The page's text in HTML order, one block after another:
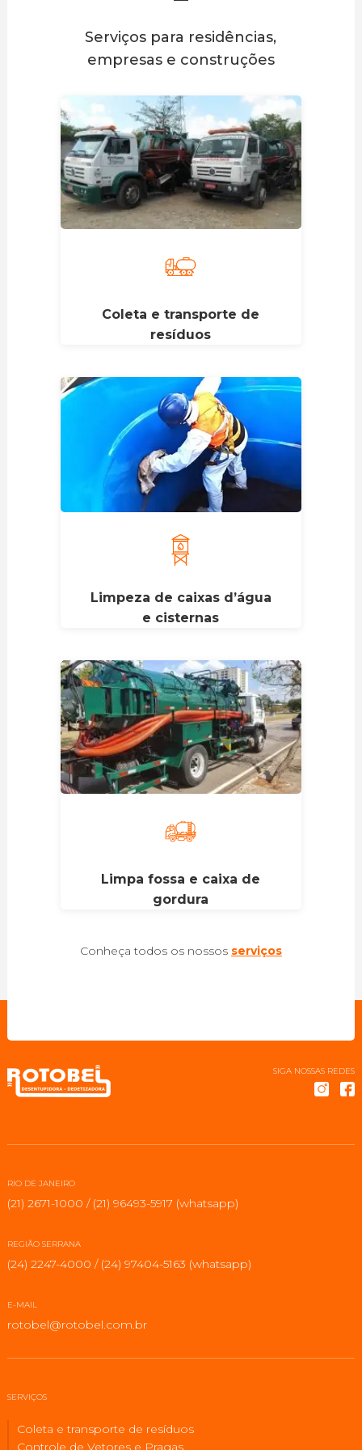
Serviços para residências,
empresas e construções
Coleta e transporte de
resíduos
Limpeza de caixas d’água
e cisternas
Limpa fossa e caixa de
gordura
Conheça todos os nossos serviços
SIGA NOSSAS REDES
RIO DE JANEIRO
(21) 2671-1000 / (21) 96493-5917 (whatsapp)
REGIÃO SERRANA
(24) 2247-4000 / (24) 97404-5163 (whatsapp)
E-MAIL
rotobel@rotobel.com.br
SERVIÇOS
Coleta e transporte de resíduos
Controle de Vetores e Pragas